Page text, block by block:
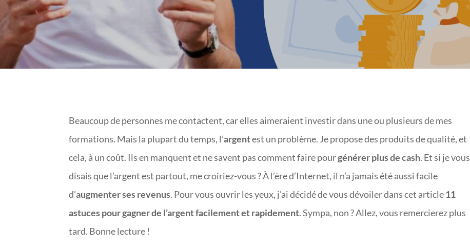
Beaucoup de personnes me contactent, car elles aimeraient investir dans une ou plusieurs de mes
formations. Mais la plupart du temps, l’argentest un problème. Je propose des produits de qualité, et
cela, à un coût. Ils en manquent et ne savent pas comment faire pourgénérer plus de cash. Et si je vous
disais que l’argent est partout, me croiriez-vous ? À l’ère d’Internet, il n’a jamais été aussi facile
d’augmenter ses revenus. Pour vous ouvrir les yeux, j’ai décidé de vous dévoiler dans cet article11
astuces pour gagner de l’argent facilement et rapidement. Sympa, non ? Allez, vous remercierez plus
tard. Bonne lecture !